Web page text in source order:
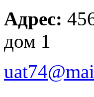
Адрес:
дом 1